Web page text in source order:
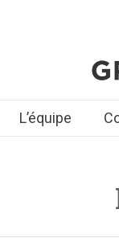
L’équipe